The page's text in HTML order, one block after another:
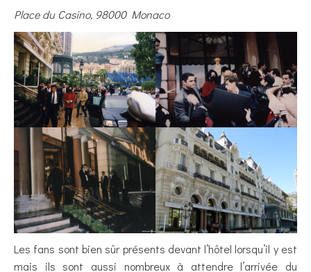
Place du Casino, 98000 Monaco
Les fans sont bien sûr présents devant l’hôtel lorsqu’il y est
mais ils sont aussi nombreux à attendre l’arrivée du